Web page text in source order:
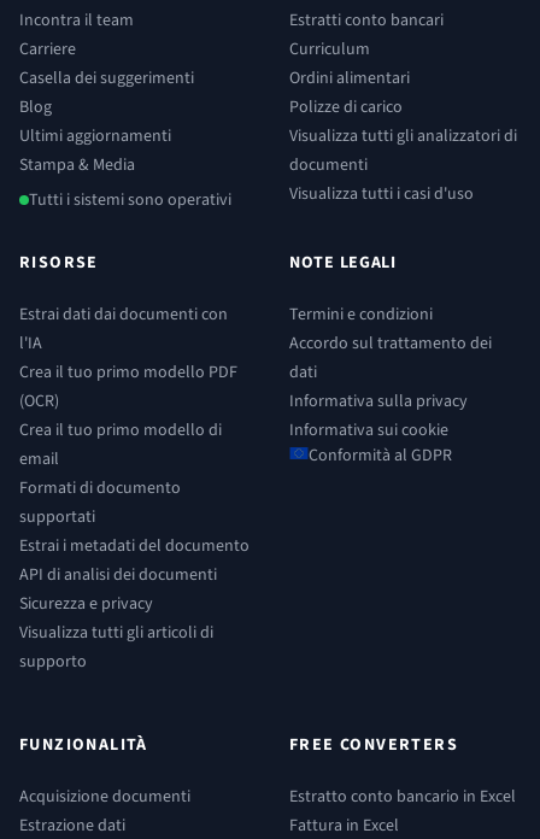
Incontra il team
Carriere
Casella dei suggerimenti
Blog
Ultimi aggiornamenti
Stampa & Media
Tutti i sistemi sono operativi
Estratti conto bancari
Curriculum
Ordini alimentari
Polizze di carico
Visualizza tutti gli analizzatori di
documenti
Visualizza tutti i casi d'uso
RISORSE
Estrai dati dai documenti con
l'IA
Crea il tuo primo modello PDF
(OCR)
Crea il tuo primo modello di
email
Formati di documento
supportati
Estrai i metadati del documento
API di analisi dei documenti
Sicurezza e privacy
Visualizza tutti gli articoli di
supporto
NOTE LEGALI
Termini e condizioni
Accordo sul trattamento dei
dati
Informativa sulla privacy
Informativa sui cookie
Conformità al GDPR
FUNZIONALITÀ
Acquisizione documenti
Estrazione dati
FREE CONVERTERS
Estratto conto bancario in Excel
Fattura in Excel